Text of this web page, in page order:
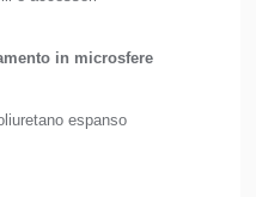
in microsfere
espanso